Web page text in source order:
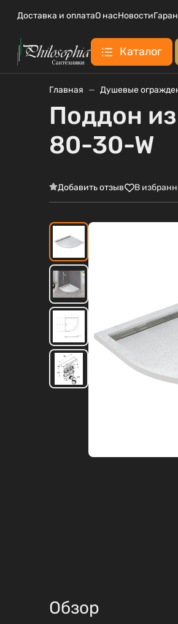
Доставка и оплатаО насНовости
Каталог
Главная Душевые
Поддон
80-30-W
Добавить отзыв В
Обзор